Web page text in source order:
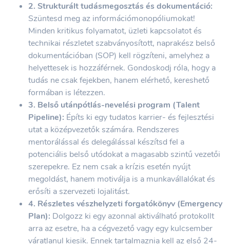
2. Strukturált tudásmegosztás és dokumentáció:
Szüntesd meg az információmonopóliumokat!
Minden kritikus folyamatot, üzleti kapcsolatot és
technikai részletet szabványosított, naprakész belső
dokumentációban (SOP) kell rögzíteni, amelyhez a
helyettesek is hozzáférnek. Gondoskodj róla, hogy a
tudás ne csak fejekben, hanem elérhető, kereshető
formában is létezzen.
3. Belső utánpótlás-nevelési program (Talent
Pipeline): Építs ki egy tudatos karrier- és fejlesztési
utat a középvezetők számára. Rendszeres
mentorálással és delegálással készítsd fel a
potenciális belső utódokat a magasabb szintű vezetői
szerepekre. Ez nem csak a krízis esetén nyújt
megoldást, hanem motiválja is a munkavállalókat és
erősíti a szervezeti lojalitást.
4. Részletes vészhelyzeti forgatókönyv (Emergency
Plan): Dolgozz ki egy azonnal aktiválható protokollt
arra az esetre, ha a cégvezető vagy egy kulcsember
váratlanul kiesik. Ennek tartalmaznia kell az első 24-